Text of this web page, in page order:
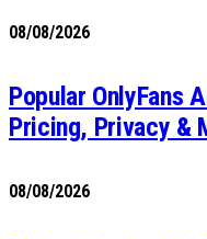
08/08/2026
Popular OnlyFans
Pricing, Privacy &
08/08/2026